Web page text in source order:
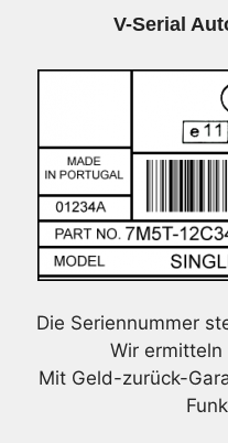
V-Serial
Die Seriennummer
Wir ermitteln
Mit Geld-zurück-